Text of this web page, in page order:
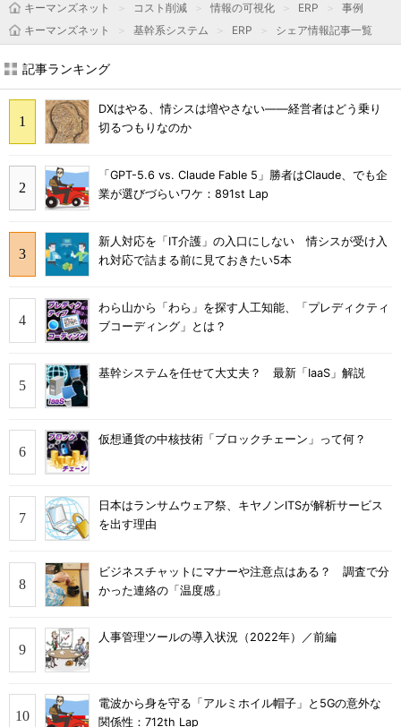
キーマンズネット コスト削減 情報の可視化 ERP
事例
キーマンズネット
基幹系システム ERP シェア情報記事一覧
記事ランキング
DXはやる、情シスは増やさない――経営者はどう乗り
切るつもりなのか
「GPT-5.6 vs. Claude Fable 5」勝者はClaude、でも企
業が選びづらいワケ：891st Lap
新人対応を「IT介護」の入口にしない 情シスが受け入
れ対応で詰まる前に見ておきたい5本
わら山から「わら」を探す人工知能、「プレディクティ
ブコーディング」とは？
基幹システムを任せて大丈夫？ 最新「IaaS」解説
仮想通貨の中核技術「ブロックチェーン」って何？
日本はランサムウェア祭、キヤノンITSが解析サービス
を出す理由
ビジネスチャットにマナーや注意点はある？ 調査で分
かった連絡の「温度感」
人事管理ツールの導入状況（2022年）／前編
電波から身を守る「アルミホイル帽子」と5Gの意外な
関係性：712th Lap